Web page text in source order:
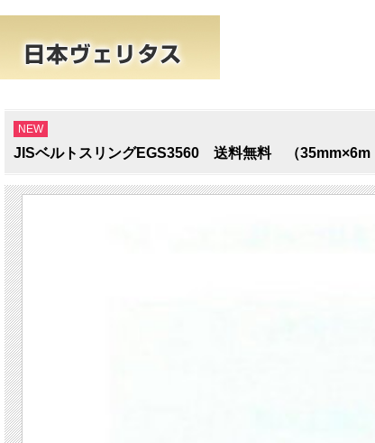
NEW
JISベルトスリングEGS3560 送料無料 （35mm×6m